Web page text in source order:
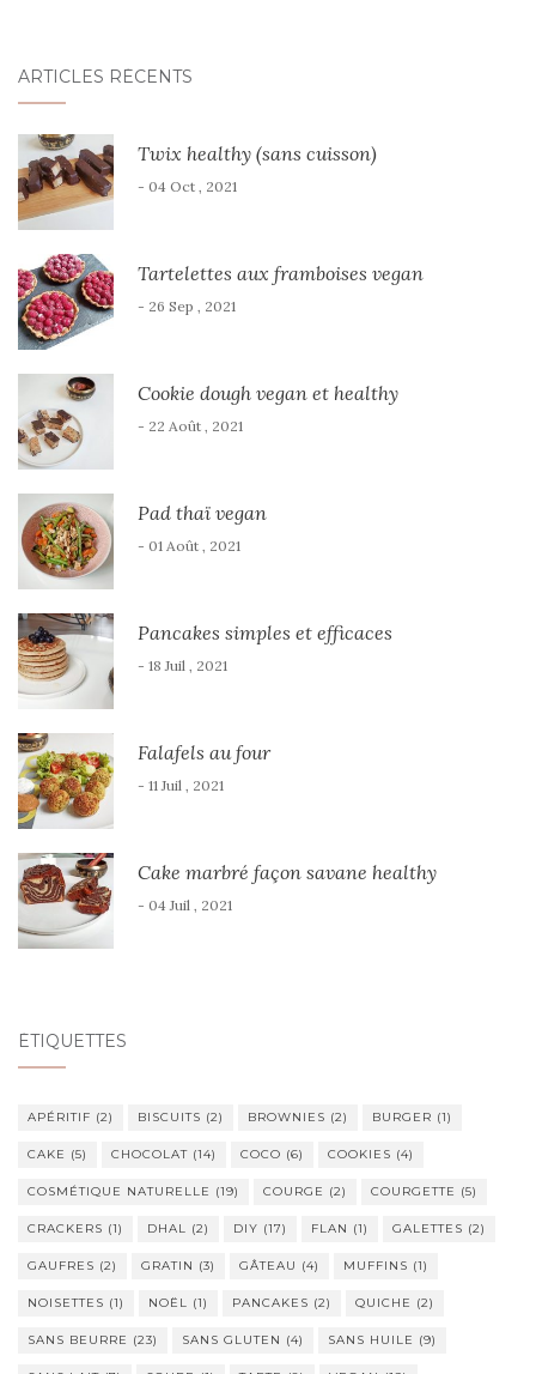
ARTICLES RÉCENTS
Twix healthy (sans cuisson)
- 04 Oct , 2021
Tartelettes aux framboises vegan
- 26 Sep , 2021
Cookie dough vegan et healthy
- 22 Août , 2021
Pad thaï vegan
- 01 Août , 2021
Pancakes simples et efficaces
- 18 Juil , 2021
Falafels au four
- 11 Juil , 2021
Cake marbré façon savane healthy
- 04 Juil , 2021
ÉTIQUETTES
APÉRITIF (2) BISCUITS (2) BROWNIES (2) BURGER (1)
CAKE (5) CHOCOLAT (14) COCO (6) COOKIES (4)
COSMÉTIQUE NATURELLE (19) COURGE (2) COURGETTE (5)
CRACKERS (1) DHAL (2) DIY (17) FLAN (1) GALETTES (2)
GAUFRES (2) GRATIN (3) GÂTEAU (4) MUFFINS (1)
NOISETTES (1) NOËL (1) PANCAKES (2) QUICHE (2)
SANS BEURRE (23) SANS GLUTEN (4) SANS HUILE (9)